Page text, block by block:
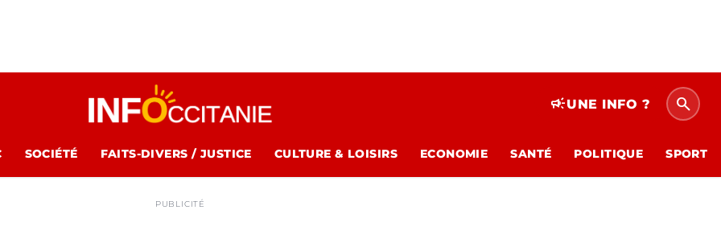
campaignUNE INFO ? search
SOCIÉTÉ FAITS-DIVERS / JUSTICE CULTURE & LOISIRS ECONOMIE SANTÉ POLITIQUE SPORT
PUBLICITÉ